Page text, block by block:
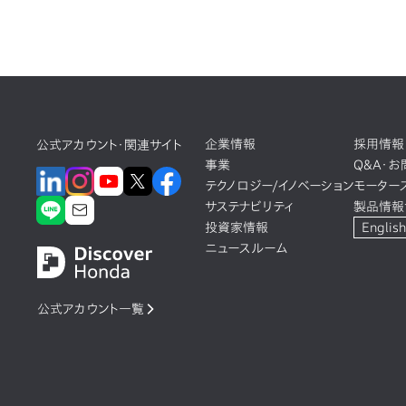
公式アカウント・関連サイト
公式アカウント一覧
企業情報
事業
テクノロジー/イノベーション
サステナビリティ
投資家情報
ニュースルーム
採用情報
Q&A・
モーター
製品情報
English